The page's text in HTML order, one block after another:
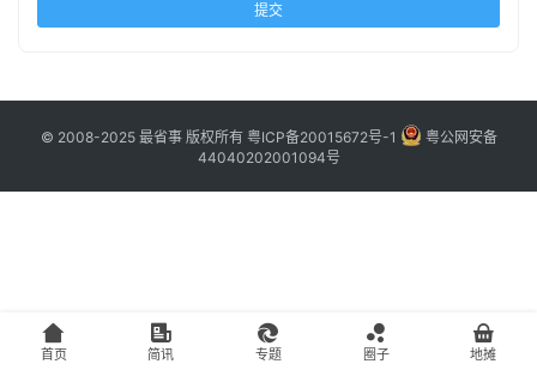
客
户
提交
© 2008-2025 最省事 版权所有 粤ICP备20015672号-1
粤公网安备
44040202001094号
首页 简讯 专题 圈子 地摊